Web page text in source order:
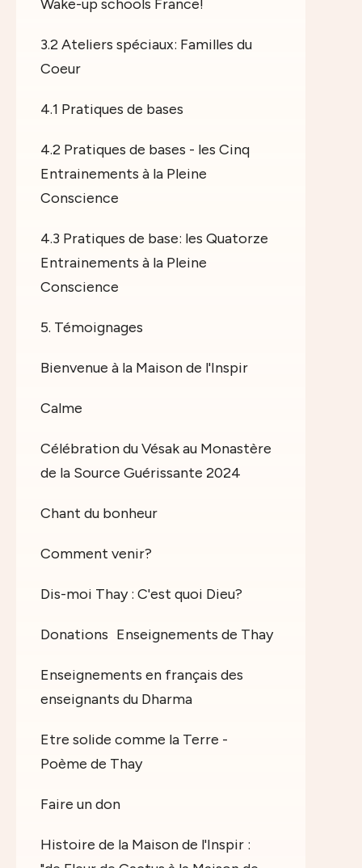
Wake-up schools France!
3.2 Ateliers spéciaux: Familles du
Coeur
4.1 Pratiques de bases
4.2 Pratiques de bases - les Cinq
Entrainements à la Pleine
Conscience
4.3 Pratiques de base: les Quatorze
Entrainements à la Pleine
Conscience
5. Témoignages
Bienvenue à la Maison de l'Inspir
Calme
Célébration du Vésak au Monastère
de la Source Guérissante 2024
Chant du bonheur
Comment venir?
Dis-moi Thay : C'est quoi Dieu?
Donations Enseignements de Thay
Enseignements en français des
enseignants du Dharma
Etre solide comme la Terre -
Poème de Thay
Faire un don
Histoire de la Maison de l'Inspir :